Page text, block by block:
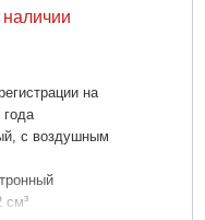
наличии
на
с воздушным
см³